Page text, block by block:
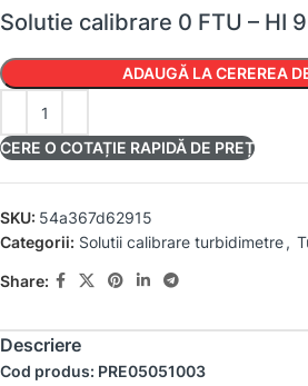
Solutie calibrare 0 FTU – HI
ADAUGĂ LA CEREREA
CERE O COTAȚIE RAPIDĂ DE PREȚ
SKU: 54a367d62915
Categorii: Solutii calibrare turbidimetre,
Share:
Descriere
Cod produs: PRE05051003